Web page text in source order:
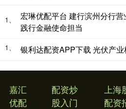
1、
宏琳优配平台 建行滨州分行
践行金融使命担当
1、 银利达配资APP下载 光伏产
嘉汇
优配
配资炒
股入门
上海
配资